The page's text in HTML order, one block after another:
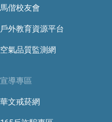
馬偕校友會
戶外教育資源平台
空氣品質監測網
宣導專區
華文戒菸網